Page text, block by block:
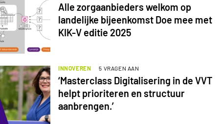
Alle zorgaanbieders welkom op
landelijke bijeenkomst Doe mee met
KIK-V editie 2025
INNOVEREN 5 VRAGEN AAN
‘Masterclass Digitalisering in de VVT
helpt prioriteren en structuur
aanbrengen.’